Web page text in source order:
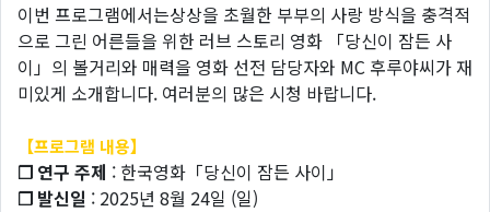
이번 프로그램에서는상상을 초월한 부부의 사랑 방식을 충격적
으로 그린 어른들을 위한 러브 스토리 영화 「당신이 잠든 사
이」의 볼거리와 매력을 영화 선전 담당자와 MC 후루야씨가 재
미있게 소개합니다. 여러분의 많은 시청 바랍니다.
【프로그램 내용】
❐ 연구 주제 : 한국영화「당신이 잠든 사이」
❐ 발신일 : 2025년 8월 24일 (일)